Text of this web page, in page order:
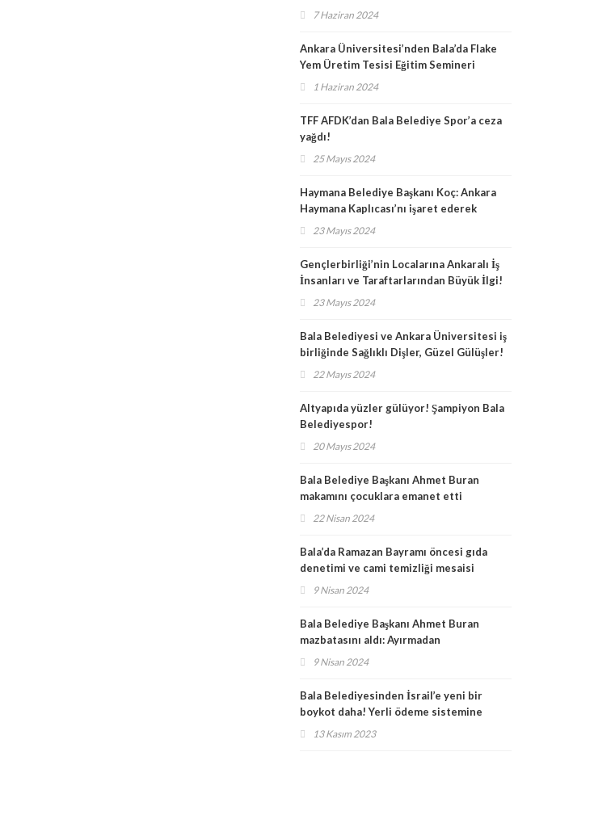
7 Haziran 2024
Ankara Üniversitesi’nden Bala’da Flake
Yem Üretim Tesisi Eğitim Semineri
1 Haziran 2024
TFF AFDK’dan Bala Belediye Spor’a ceza
yağdı!
25 Mayıs 2024
Haymana Belediye Başkanı Koç: Ankara
Haymana Kaplıcası’nı işaret ederek
müjdeyi verdi!
23 Mayıs 2024
Gençlerbirliği’nin Localarına Ankaralı İş
İnsanları ve Taraftarlarından Büyük İlgi!
23 Mayıs 2024
Bala Belediyesi ve Ankara Üniversitesi iş
birliğinde Sağlıklı Dişler, Güzel Gülüşler!
22 Mayıs 2024
Altyapıda yüzler gülüyor! Şampiyon Bala
Belediyespor!
20 Mayıs 2024
Bala Belediye Başkanı Ahmet Buran
makamını çocuklara emanet etti
22 Nisan 2024
Bala’da Ramazan Bayramı öncesi gıda
denetimi ve cami temizliği mesaisi
sürüyor!
9 Nisan 2024
Bala Belediye Başkanı Ahmet Buran
mazbatasını aldı: Ayırmadan
ötekileştirmeden çalışacağız!
9 Nisan 2024
Bala Belediyesinden İsrail’e yeni bir
boykot daha! Yerli ödeme sistemine
geçiliyor
13 Kasım 2023